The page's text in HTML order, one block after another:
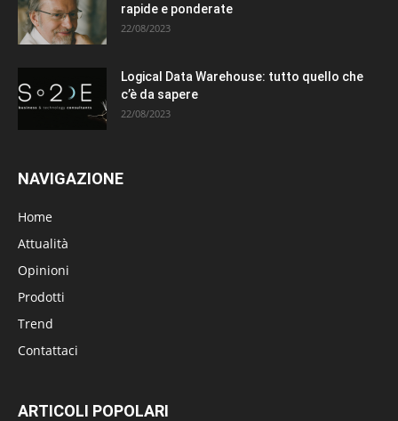
rapide e ponderate
22/08/2023
Logical Data Warehouse: tutto quello che
c’è da sapere
22/08/2023
NAVIGAZIONE
Home
Attualità
Opinioni
Prodotti
Trend
Contattaci
ARTICOLI POPOLARI